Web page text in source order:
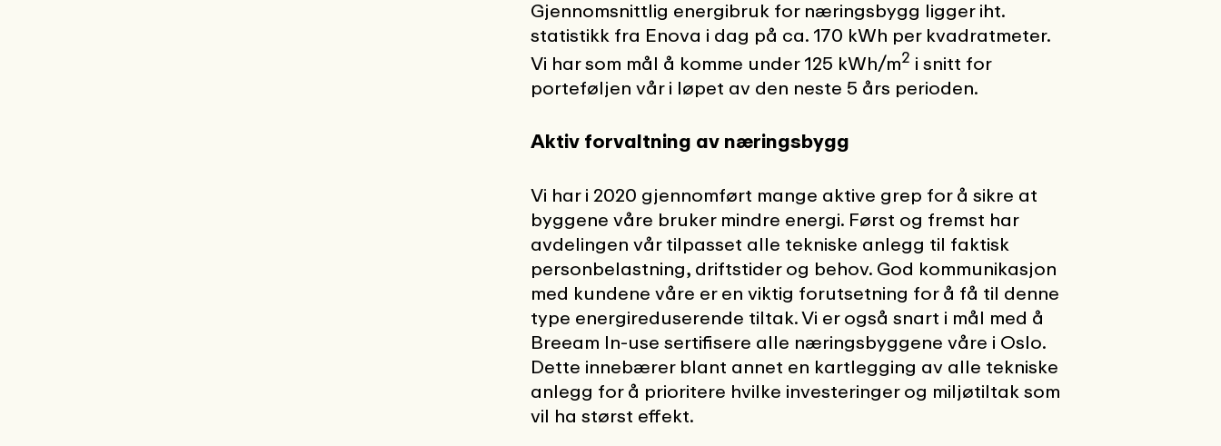
Gjennomsnittlig energibruk for næringsbygg ligger iht.
statistikk fra Enova i dag på ca. 170 kWh per kvadratmeter.
Vi har som mål å komme under 125 kWh/m2 i snitt for
porteføljen vår i løpet av den neste 5 års perioden.
Aktiv forvaltning av næringsbygg
Vi har i 2020 gjennomført mange aktive grep for å sikre at
byggene våre bruker mindre energi. Først og fremst har
avdelingen vår tilpasset alle tekniske anlegg til faktisk
personbelastning, driftstider og behov. God kommunikasjon
med kundene våre er en viktig forutsetning for å få til denne
type energireduserende tiltak. Vi er også snart i mål med å
Breeam In-use sertifisere alle næringsbyggene våre i Oslo.
Dette innebærer blant annet en kartlegging av alle tekniske
anlegg for å prioritere hvilke investeringer og miljøtiltak som
vil ha størst effekt.